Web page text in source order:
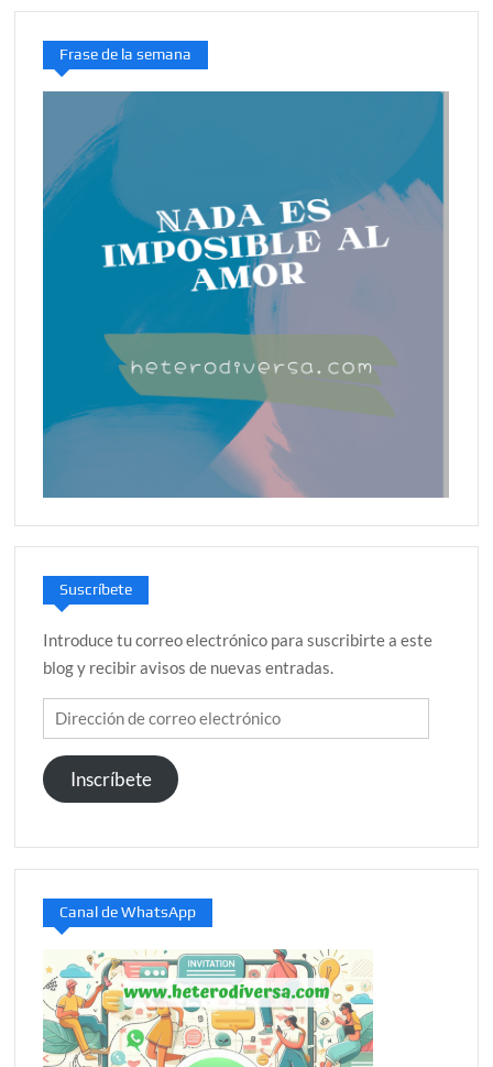
Frase de la semana
Suscríbete
Introduce tu correo electrónico para suscribirte a este
blog y recibir avisos de nuevas entradas.
Dirección
de
correo
electrónico
Inscríbete
Canal de WhatsApp